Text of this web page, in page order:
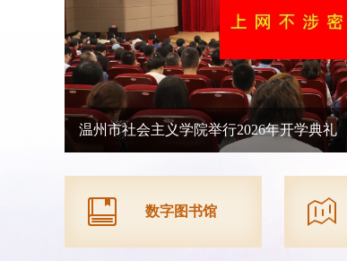
2026年市委党校春季学期开学典礼举行
数字图书馆